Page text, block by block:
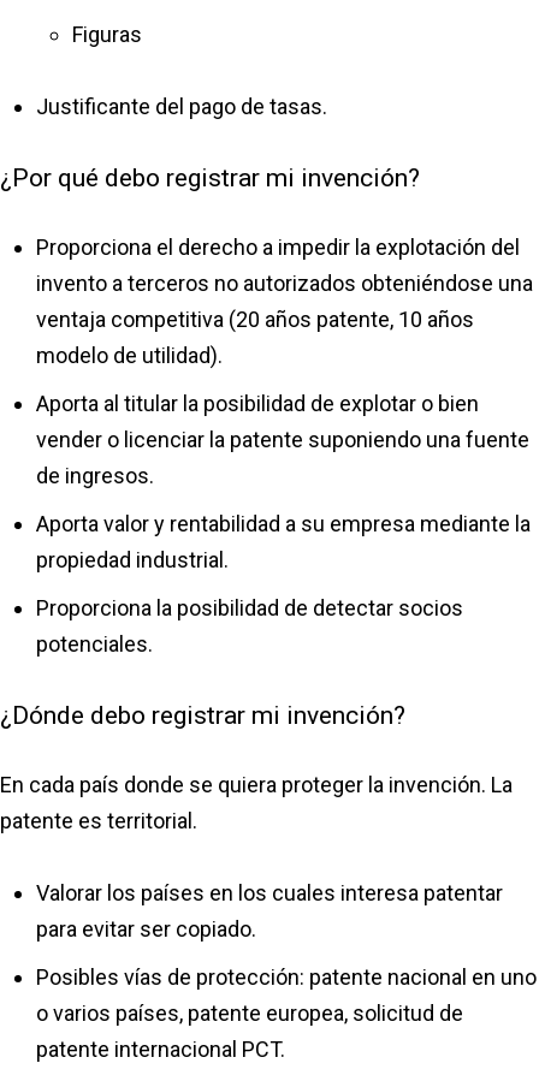
Figuras
Justificante del pago de tasas.
¿Por qué debo registrar mi invención?
Proporciona el derecho a impedir la explotación del
invento a terceros no autorizados obteniéndose una
ventaja competitiva (20 años patente, 10 años
modelo de utilidad).
Aporta al titular la posibilidad de explotar o bien
vender o licenciar la patente suponiendo una fuente
de ingresos.
Aporta valor y rentabilidad a su empresa mediante la
propiedad industrial.
Proporciona la posibilidad de detectar socios
potenciales.
¿Dónde debo registrar mi invención?
En cada país donde se quiera proteger la invención. La
patente es territorial.
Valorar los países en los cuales interesa patentar
para evitar ser copiado.
Posibles vías de protección: patente nacional en uno
o varios países, patente europea, solicitud de
patente internacional PCT.